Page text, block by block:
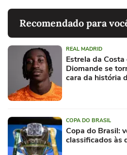
Recomendado para
REAL MADRID
Estrela da
Diomande se
cara da história
COPA DO BRASIL
Copa do Brasil:
classificados às